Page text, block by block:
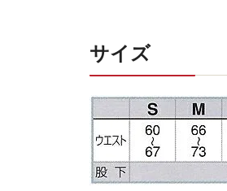
サイズ